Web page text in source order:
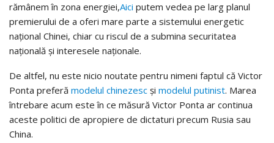
rămânem în zona energiei,Aici putem vedea pe larg planul
premierului de a oferi mare parte a sistemului energetic
naţional Chinei, chiar cu riscul de a submina securitatea
naţională şi interesele naţionale.
De altfel, nu este nicio noutate pentru nimeni faptul că Victor
Ponta preferă modelul chinezesc şi modelul putinist. Marea
întrebare acum este în ce măsură Victor Ponta ar continua
aceste politici de apropiere de dictaturi precum Rusia sau
China.